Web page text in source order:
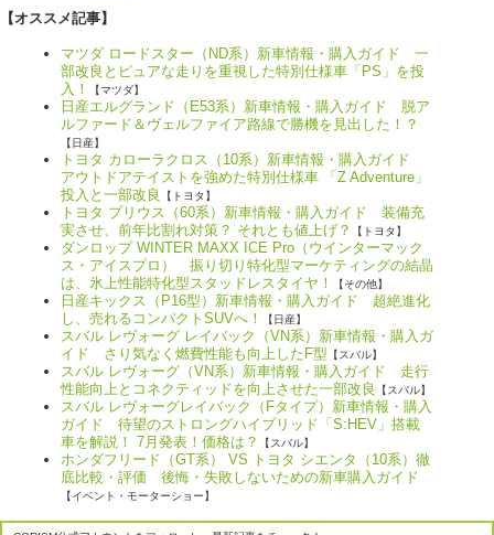
【オススメ記事】
マツダ ロードスター（ND系）新車情報・購入ガイド 一
部改良とピュアな走りを重視した特別仕様車「PS」を投
入！
【マツダ】
日産エルグランド（E53系）新車情報・購入ガイド 脱ア
ルファード＆ヴェルファイア路線で勝機を見出した！？
【日産】
トヨタ カローラクロス（10系）新車情報・購入ガイド
アウトドアテイストを強めた特別仕様車 「Z Adventure」
投入と一部改良
【トヨタ】
トヨタ プリウス（60系）新車情報・購入ガイド 装備充
実させ、前年比割れ対策？ それとも値上げ？
【トヨタ】
ダンロップ WINTER MAXX ICE Pro（ウインターマック
ス・アイスプロ） 振り切り特化型マーケティングの結晶
は、氷上性能特化型スタッドレスタイヤ！
【その他】
日産キックス（P16型）新車情報・購入ガイド 超絶進化
し、売れるコンパクトSUVへ！
【日産】
スバル レヴォーグ レイバック（VN系）新車情報・購入ガ
イド さり気なく燃費性能も向上したF型 【スバル】
スバル レヴォーグ（VN系）新車情報・購入ガイド 走行
性能向上とコネクティッドを向上させた一部改良
【スバル】
スバル レヴォーグレイバック（Fタイプ）新車情報・購入
ガイド 待望のストロングハイブリッド「S:HEV」搭載
車を解説！ 7月発表！価格は？
【スバル】
ホンダフリード（GT系） VS トヨタ シエンタ（10系）徹
底比較・評価 後悔・失敗しないための新車購入ガイド
【イベント・モーターショー】